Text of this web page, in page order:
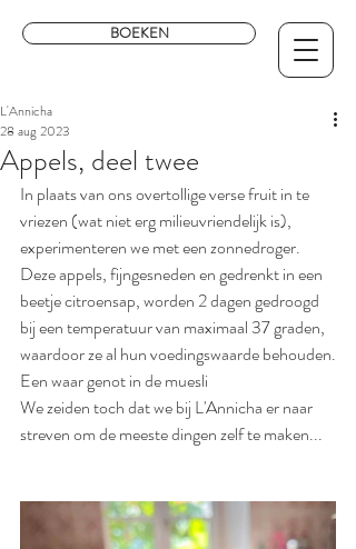
BOEKEN
Appels, deel twee
L'Annicha
28 aug 2023
In plaats van ons overtollige verse fruit in te
vriezen (wat niet erg milieuvriendelijk is),
experimenteren we met een zonnedroger.
Deze appels, fijngesneden en gedrenkt in een
beetje citroensap, worden 2 dagen gedroogd
bij een temperatuur van maximaal 37 graden,
waardoor ze al hun voedingswaarde behouden.
Een waar genot in de muesli
We zeiden toch dat we bij L'Annicha er naar
streven om de meeste dingen zelf te maken...